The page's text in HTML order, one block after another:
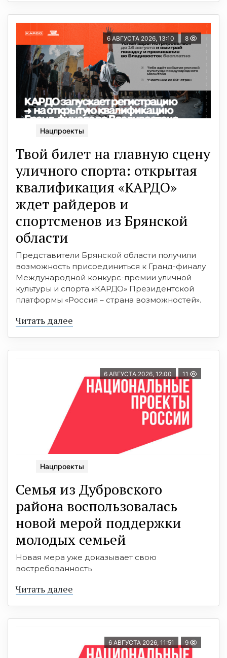
6 АВГУСТА 2026, 13:10 8
Нацпроекты
Твой билет на главную сцену
уличного спорта: открытая
квалификация «КАРДО»
ждет райдеров и
спортсменов из Брянской
области
Представители Брянской области получили
возможность присоединиться к Гранд-финалу
Международной конкурс-премии уличной
культуры и спорта «КАРДО» Президентской
платформы «Россия – страна возможностей».
Читать далее
6 АВГУСТА 2026, 12:00 11
Нацпроекты
Семья из Дубровского
района воспользовалась
новой мерой поддержки
молодых семьей
Новая мера уже доказывает свою
востребованность
Читать далее
6 АВГУСТА 2026, 11:51 9